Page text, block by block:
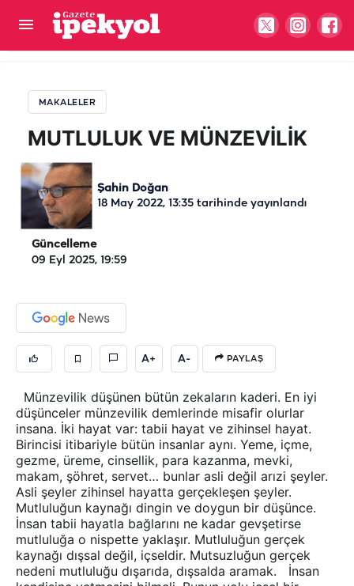
MAKALELER
MUTLULUK VE MÜNZEVİLİK
Şahin Doğan
18 May 2022, 13:35 tarihinde yayınlandı
Güncelleme
09 Eyl 2025, 19:59
A+ A- PAYLAŞ
Münzevilik düşünen bütün zekaların kaderi. En iyi
düşünceler münzevilik demlerinde misafir olurlar
insana. İki hayat var: tabii hayat ve zihinsel hayat.
Birincisi itibariyle bütün insanlar aynı. Yeme, içme,
gezme, üreme, cinsellik, para kazanma, mevki,
makam, şöhret, servet… bunlar asli değil arızi şeyler.
Asli şeyler zihinsel hayatta gerçekleşen şeyler.
Mutluluğun kaynağı dingin ve doygun bir düşünce.
İnsan tabii hayatla bağlarını ne kadar gevşetirse
mutluluğa o nispette yaklaşır. Mutluluğun gerçek
kaynağı dışsal değil, içseldir. Mutsuzluğun gerçek
nedeni mutluluğu dışarıda, dışsalda aramak. İnsan
MUTLULUK VE MÜNZEVİLİK